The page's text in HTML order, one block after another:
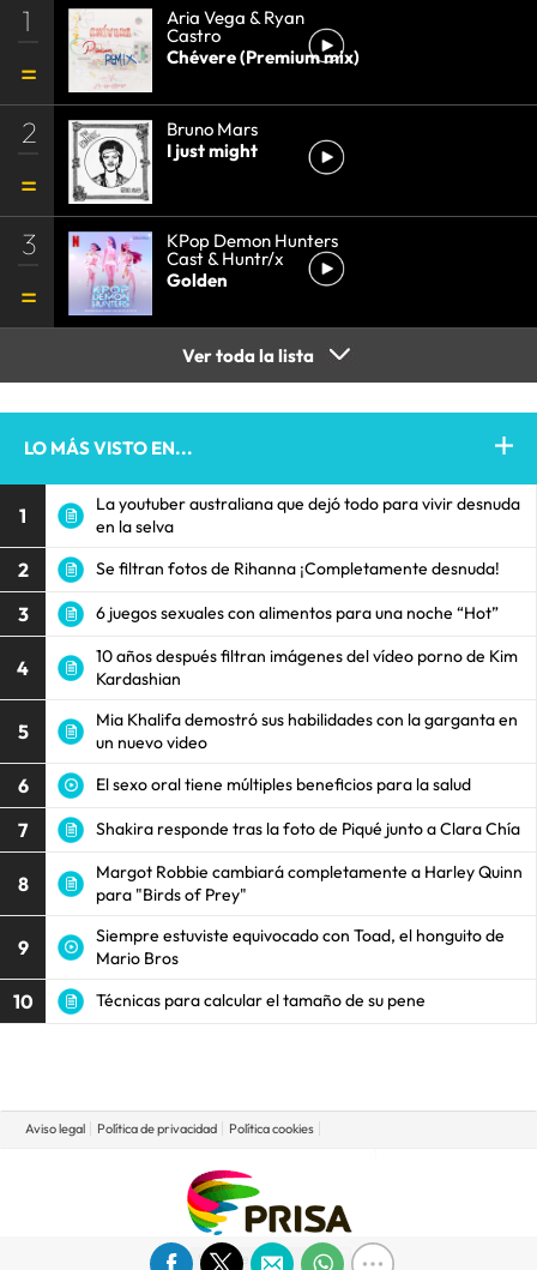
1 Aria Vega & Ryan
Castro
Chévere (Premium mix)
2
Bruno Mars
I just might
3 KPop Demon Hunters
Cast & Huntr/x
Golden
Ver toda la lista
LO MÁS VISTO EN...
1
La youtuber australiana que dejó todo para vivir desnuda
en la selva
2 Se filtran fotos de Rihanna ¡Completamente desnuda!
3 6 juegos sexuales con alimentos para una noche “Hot”
4
10 años después filtran imágenes del vídeo porno de Kim
Kardashian
5
Mia Khalifa demostró sus habilidades con la garganta en
un nuevo video
6 El sexo oral tiene múltiples beneficios para la salud
7 Shakira responde tras la foto de Piqué junto a Clara Chía
8
Margot Robbie cambiará completamente a Harley Quinn
para "Birds of Prey"
9
Siempre estuviste equivocado con Toad, el honguito de
Mario Bros
10 Técnicas para calcular el tamaño de su pene
Aviso legal Política de privacidad Política cookies